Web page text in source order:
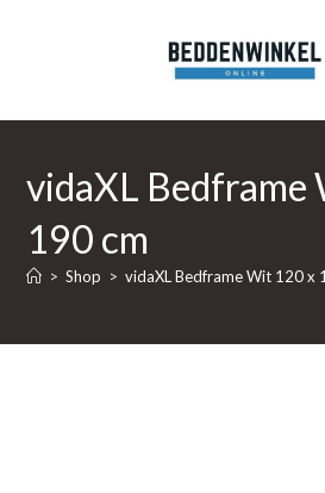
vidaXL Bedframe
190 cm
> Shop > vidaXL Bedframe Wit 120 x